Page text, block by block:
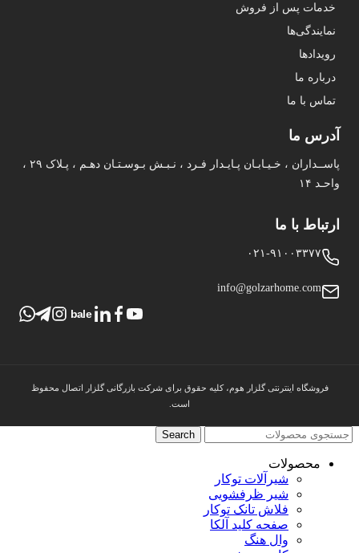
bale
آدرس ما
پاســداران ، خـیـابـان پـایـدار فـرد ، نـبـش بـوسـتـان دهـم ، پـلاک ۲۹ ،
واحـد ۱۴
ارتباط با ما
۰۲۱-۹۱۰۰۳۳۷۷
info@golzarhome.com
خدمات پس از فروش
نمایندگی‌ها
رویدادها
درباره ما
تماس با ما
فروشگاه اینترنتی گلزار هوم، کلیه حقوق برای شرکت بازرگانی گلزار اتصال محفوظ
است.
Search
محصولات
شیرآلات توکار
شیر ظرفشویی
فلاش تانک توکار
صفحه کلید آلکا
وال هنگ